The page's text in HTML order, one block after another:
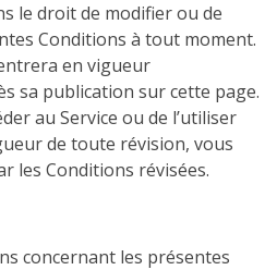
le droit de modifier ou de
Conditions à tout moment.
en vigueur
sa publication sur cette page.
au Service ou de l’utiliser
de toute révision, vous
les Conditions révisées.
concernant les présentes